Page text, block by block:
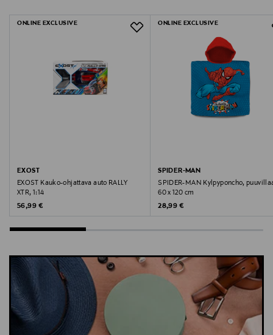
Chantelle 8-10, Rue de Provigny BP 60137 94234
Cachan Cedex, France
Chantelle, stringit, alushousut, saumattomat,
mukavat, alusvaatteet
ONLINE EXCLUSIVE
EXOST
EXOST Kauko-ohjattava auto RALLY
XTR, 1:14
Original Price
56,99 €
ONLINE EXCLUSIVE
SPIDER-MAN
SPIDER-MAN Kylpyponcho,
60 x 120 cm
Original Price
28,99 €